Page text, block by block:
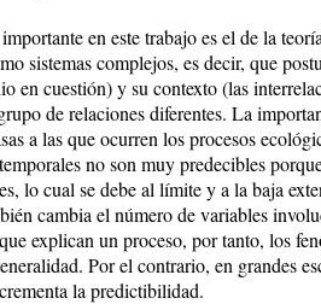
en este trabajo es el de la
sistemas complejos, es decir, que
en cuestión) y su contexto (las
de relaciones diferentes. La
a las que ocurren los procesos
no son muy predecibles
lo cual se debe al límite y a la baja
cambia el número de variables
explican un proceso, por tanto, los
Por el contrario, en grandes
la predictibilidad.